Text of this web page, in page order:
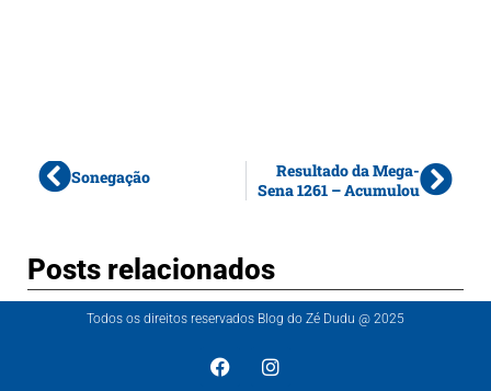
Sonegação
Resultado da Mega-
Sena 1261 – Acumulou
Posts relacionados
Todos os direitos reservados Blog do Zé Dudu @ 2025